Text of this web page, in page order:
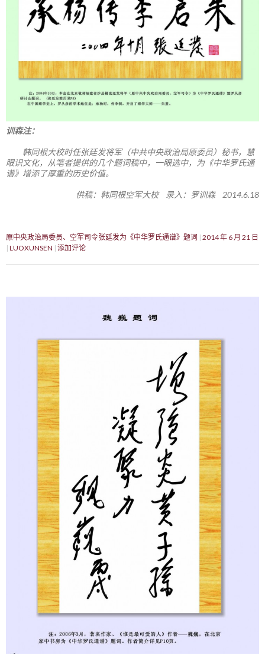
训森注：
韩同根大校时任张廷发将军（中共中央政治局原委员）秘书，慧
眼识文化，从笔者提供的几个题词稿中，一眼选中，为《中华罗氏通
谱》增添了厚重的历史价值。
供稿：韩同根空军大校 录入：罗训森 2014.6.18
原中央政治局委员、空军司令张廷发为《中华罗氏通谱》题词 2014 年 6 月 21 日
LUOXUNSEN 添加评论